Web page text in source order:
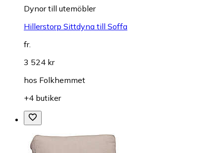
Dynor till utemöbler
Hillerstorp Sittdyna till Soffa
fr.
3 524 kr
hos Folkhemmet
+4 butiker